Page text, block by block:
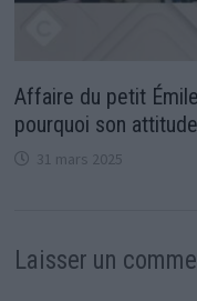
Affaire du petit
pourquoi son
31 mars 2025
Laisser un